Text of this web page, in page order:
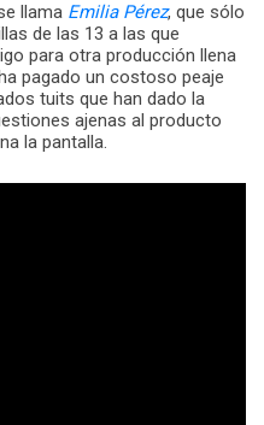
llama Emilia Pérez, que sólo
de las 13 a las que
para otra producción llena
pagado un costoso peaje
tuits que han dado la
ajenas al producto
la pantalla.